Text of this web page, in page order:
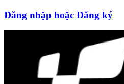
Đăng nhập hoặc Đăng ký